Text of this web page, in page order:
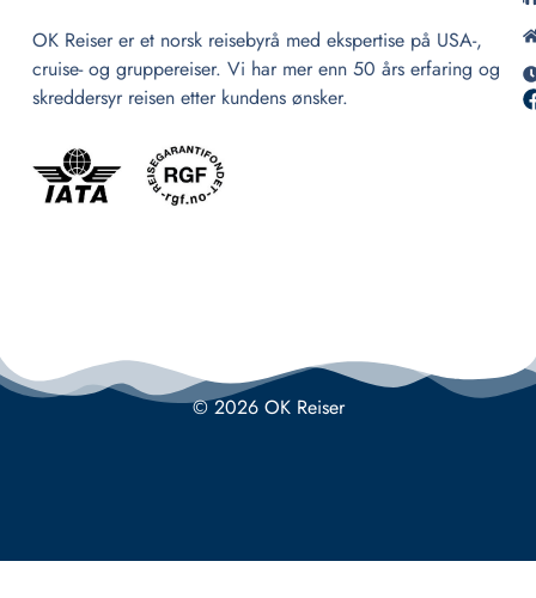
OK Reiser er et norsk reisebyrå med ekspertise på USA-,
cruise- og gruppereiser. Vi har mer enn 50 års erfaring og
skreddersyr reisen etter kundens ønsker.
© 2026 OK Reiser